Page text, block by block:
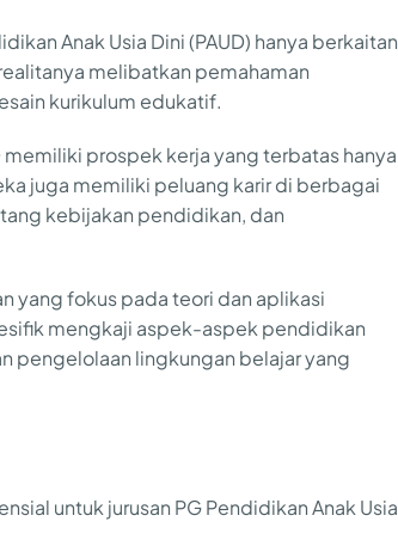
Anak Usia Dini (PAUD) hanya berkaitan
melibatkan pemahaman
kurikulum edukatif.
memiliki prospek kerja yang terbatas hanya
juga memiliki peluang karir di berbagai
kebijakan pendidikan, dan
yang fokus pada teori dan aplikasi
mengkaji aspek-aspek pendidikan
pengelolaan lingkungan belajar yang
untuk jurusan PG Pendidikan Anak Usia